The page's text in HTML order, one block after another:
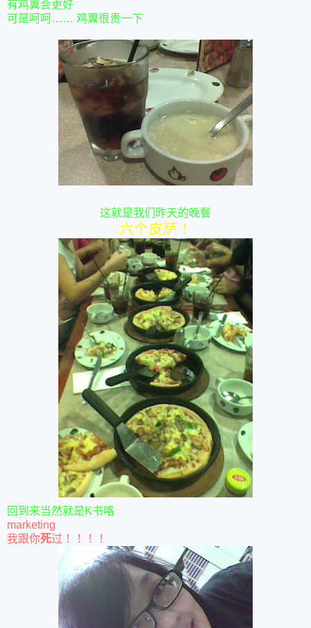
有鸡翼会更好
可是呵呵…… 鸡翼很贵一下
这就是我们昨天的晚餐
六个皮萨！
回到来当然就是K书咯
marketing
我跟你死过！！！！